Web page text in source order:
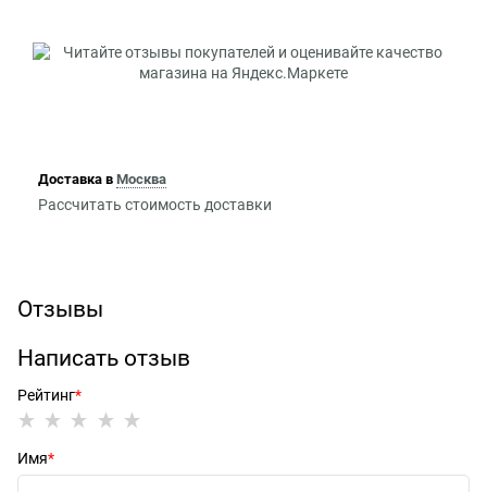
Доставка в Москва
Рассчитать стоимость доставки
Отзывы
Написать отзыв
Рейтинг
Имя